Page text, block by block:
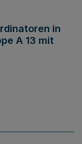
in
A 13 mit